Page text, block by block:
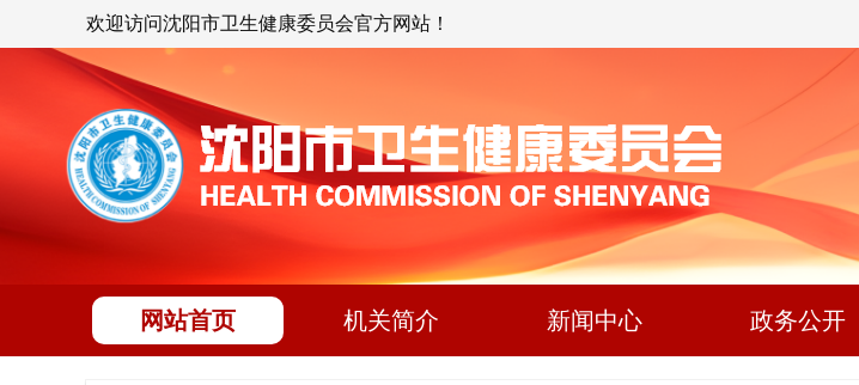
欢迎访问沈阳市卫生健康委员会官方网站！
网站首页 机关简介 新闻中心 政务公开